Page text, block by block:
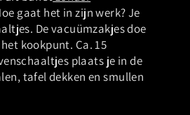
gaat het in zijn werk? Je
De vacuümzakjes doe
kookpunt. Ca. 15
plaats je in de
tafel dekken en smullen